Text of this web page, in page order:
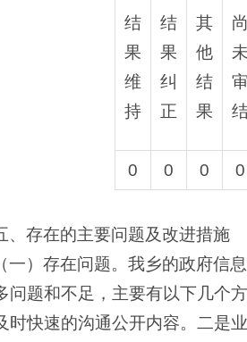
结
果
维
持
结
果
纠
正
其
他
结
果
0 0 0 0
、存在的主要问题及改进措施
（一）存在问题。我乡的政府信
问题和不足，主要有以下几个
时快速的沟通公开内容。二是